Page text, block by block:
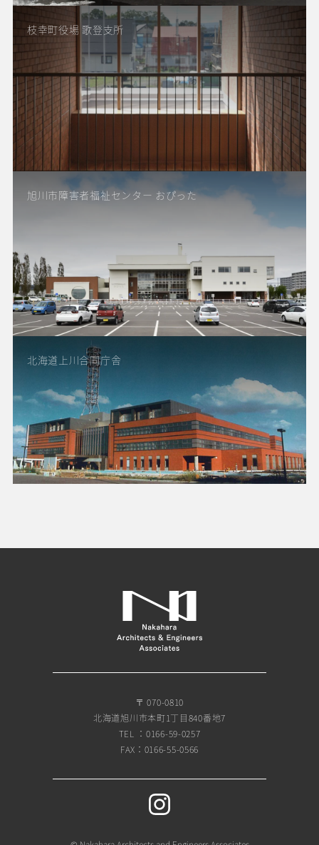
枝幸町役場 歌登支所
旭川市障害者福祉センター おぴった
北海道上川合同庁舎
〒 070-0810
北海道旭川市本町1丁目840番地7
TEL ：0166-59-0257
FAX：0166-55-0566